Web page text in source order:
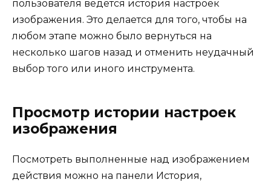
пользователя ведется история настроек
изображения. Это делается для того, чтобы на
любом этапе можно было вернуться на
несколько шагов назад и отменить неудачный
выбор того или иного инструмента.
Просмотр истории настроек
изображения
Посмотреть выполненные над изображением
действия можно на панели История,